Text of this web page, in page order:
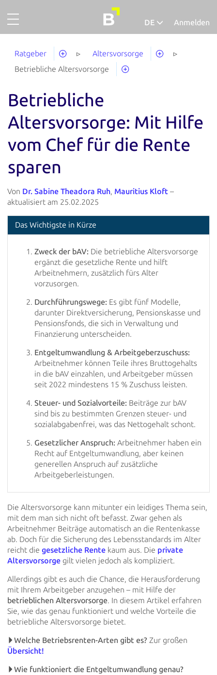
Über uns
So funktionierts
Unternehmensaccount
Abgeschlossene Projekte
Ratgeber
DE Anmelden
Ratgeber
Altersvorsorge
Betriebliche Altersvorsorge
Betriebliche
Altersvorsorge: Mit Hilfe
vom Chef für die Rente
sparen
Von Dr. Sabine Theadora Ruh, Mauritius Kloft –
aktualisiert am 25.02.2025
Das Wichtigste in Kürze
Zweck der bAV: Die betriebliche Altersvorsorge
ergänzt die gesetzliche Rente und hilft
Arbeitnehmern, zusätzlich fürs Alter
vorzusorgen.
Durchführungswege: Es gibt fünf Modelle,
darunter Direktversicherung, Pensionskasse und
Pensionsfonds, die sich in Verwaltung und
Finanzierung unterscheiden.
Entgeltumwandlung & Arbeitgeberzuschuss:
Arbeitnehmer können Teile ihres Bruttogehalts
in die bAV einzahlen, und Arbeitgeber müssen
seit 2022 mindestens 15 % Zuschuss leisten.
Steuer- und Sozialvorteile: Beiträge zur bAV
sind bis zu bestimmten Grenzen steuer- und
sozialabgabenfrei, was das Nettogehalt schont.
Gesetzlicher Anspruch: Arbeitnehmer haben ein
Recht auf Entgeltumwandlung, aber keinen
generellen Anspruch auf zusätzliche
Arbeitgeberleistungen.
Die Altersvorsorge kann mitunter ein leidiges Thema sein,
mit dem man sich nicht oft befasst. Zwar gehen als
Arbeitnehmer Beiträge automatisch an die Rentenkasse
ab. Doch für die Sicherung des Lebensstandards im Alter
reicht die gesetzliche Rente kaum aus. Die private
Altersvorsorge gilt vielen jedoch als kompliziert.
Allerdings gibt es auch die Chance, die Herausforderung
mit Ihrem Arbeitgeber anzugehen – mit Hilfe der
betrieblichen Altersvorsorge. In diesem Artikel erfahren
Sie, wie das genau funktioniert und welche Vorteile die
betriebliche Altersvorsorge bietet.
Welche Betriebsrenten-Arten gibt es? Zur großen
Übersicht!
Wie funktioniert die Entgeltumwandlung genau?